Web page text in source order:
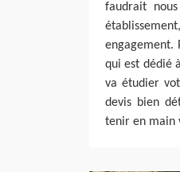
faudrait
qui est dédié
va étudier
devis bien
tenir en main